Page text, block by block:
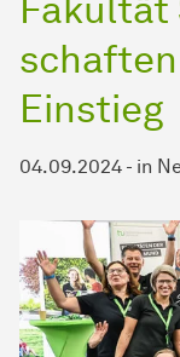
schaften
Einstieg
04.09.2024 - in